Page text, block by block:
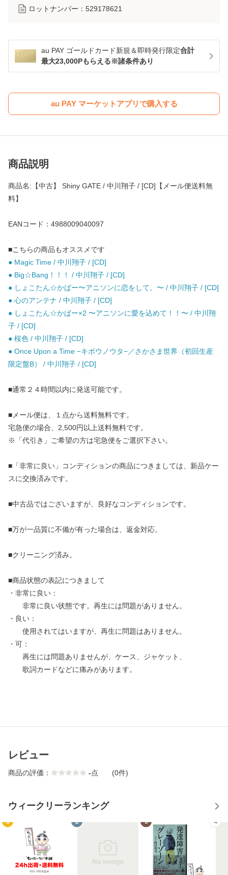
ロットナンバー： 529178621
au PAY ゴールドカード新規＆即時発行限定合計
最大23,000Pもらえる※諸条件あり
au PAY マーケットアプリで購入する
商品説明
商品名:【中古】 Shiny GATE / 中川翔子 / [CD]【メール便送料無
料】
EANコード：4988009040097
■こちらの商品もオススメです
● Magic Time / 中川翔子 / [CD]
● Big☆Bang！！！ / 中川翔子 / [CD]
● しょこたん☆かばー〜アニソンに恋をして。〜 / 中川翔子 / [CD]
● 心のアンテナ / 中川翔子 / [CD]
● しょこたん☆かばー×2 〜アニソンに愛を込めて！！〜 / 中川翔
子 / [CD]
● 桜色 / 中川翔子 / [CD]
● Once Upon a Time −キボウノウタ−／さかさま世界（初回生産
限定盤B） / 中川翔子 / [CD]
■通常２４時間以内に発送可能です。
■メール便は、１点から送料無料です。
宅急便の場合、2,500円以上送料無料です。
※「代引き」ご希望の方は宅急便をご選択下さい。
■「非常に良い」コンディションの商品につきましては、新品ケー
スに交換済みです。
■中古品ではございますが、良好なコンディションです。
■万が一品質に不備が有った場合は、返金対応。
■クリーニング済み。
■商品状態の表記につきまして
・非常に良い：
非常に良い状態です。再生には問題がありません。
・良い：
使用されてはいますが、再生に問題はありません。
・可：
再生には問題ありませんが、ケース、ジャケット、
歌詞カードなどに痛みがあります。
レビュー
商品の評価： -点 (0件)
ウィークリーランキング
1 2 3 4